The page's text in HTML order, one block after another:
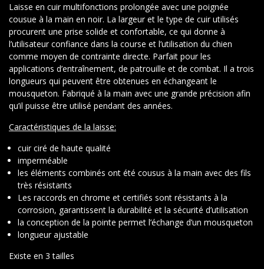
Laisse en cuir multifonctions prolongée avec une poignée
cousue à la main en noir. La largeur et le type de cuir utilisés
procurent une prise solide et confortable, ce qui donne à
l’utilisateur confiance dans la course et l’utilisation du chien
comme moyen de contrainte directe. Parfait pour les
applications d’entraînement, de patrouille et de combat. Il a trois
longueurs qui peuvent être obtenues en échangeant le
mousqueton. Fabriqué à la main avec une grande précision afin
qu’il puisse être utilisé pendant des années.
Caractéristiques de la laisse:
cuir ciré de haute qualité
imperméable
les éléments combinés ont été cousus à la main avec des fils
très résistants
Les raccords en chrome et certifiés sont résistants à la
corrosion, garantissent la durabilité et la sécurité d’utilisation
la conception de la pointe permet l’échange d’un mousqueton
longueur ajustable
Existe en 3 tailles